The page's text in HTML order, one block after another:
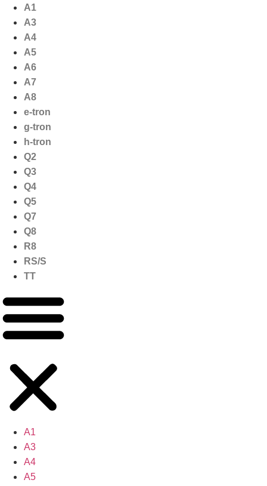
naar
inhoud
A1
A3
A4
A5
A6
A7
A8
e-tron
g-tron
h-tron
Q2
Q3
Q4
Q5
Q7
Q8
R8
RS/S
TT
A1
A3
A4
A5